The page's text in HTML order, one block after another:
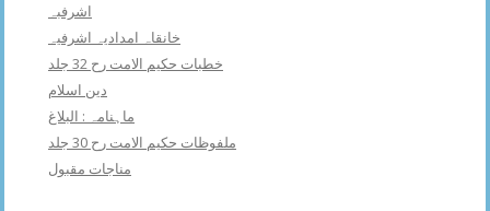
اشرفبہ
خانقاہ امدادیہ اشرفیہ
خطبات حکیم الامت رح 32 جلد
دین اسلام
ماہنامہ : البلاغ
ملفوظات حکیم الامت رح 30 جلد
مناجات مقبول